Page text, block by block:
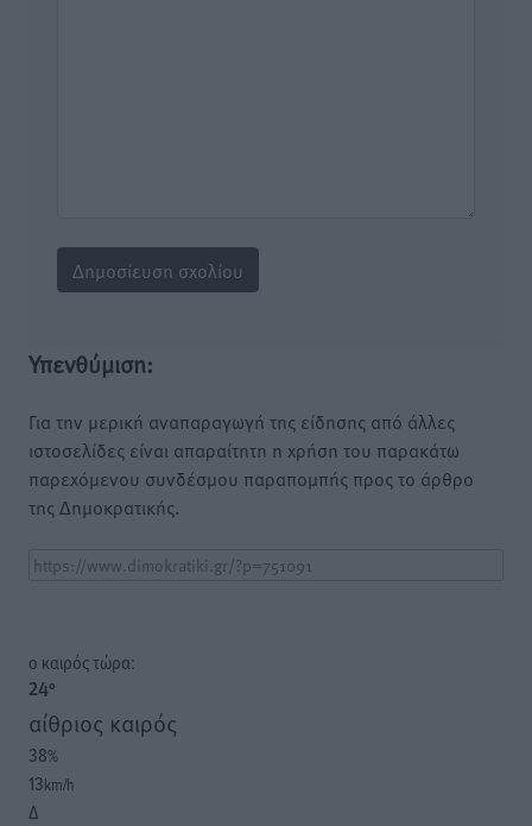
Υπενθύμιση:
Για την μερική αναπαραγωγή της είδησης από άλλες
ιστοσελίδες είναι απαραίτητη η χρήση του παρακάτω
παρεχόμενου συνδέσμου παραπομπής προς το άρθρο
της Δημοκρατικής.
o καιρός τώρα:
24°
αίθριος καιρός
38%
13km/h
Δ